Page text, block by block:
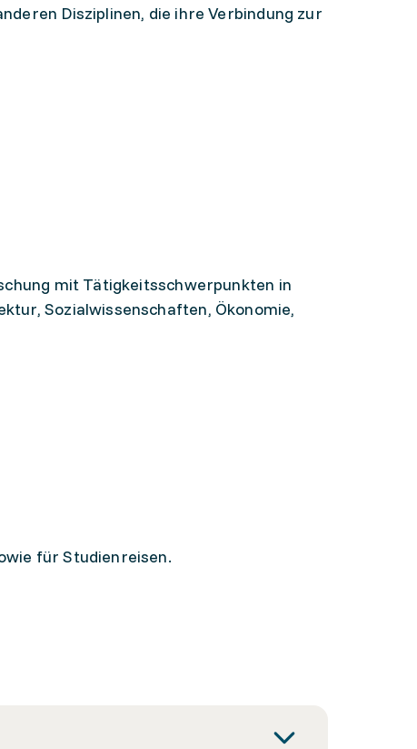
Disziplinen, die ihre Verbindung zur
mit Tätigkeitsschwerpunkten in
Sozialwissenschaften, Ökonomie,
für Studienreisen.